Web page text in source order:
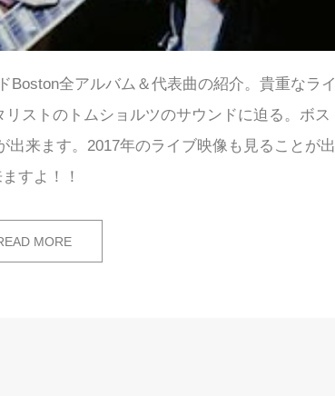
Boston全アルバム＆代表曲の紹介。貴重なライ
ストのトムショルツのサウンドに迫る。ボス
出来ます。2017年のライブ映像も見ることが出
すよ！！
MORE